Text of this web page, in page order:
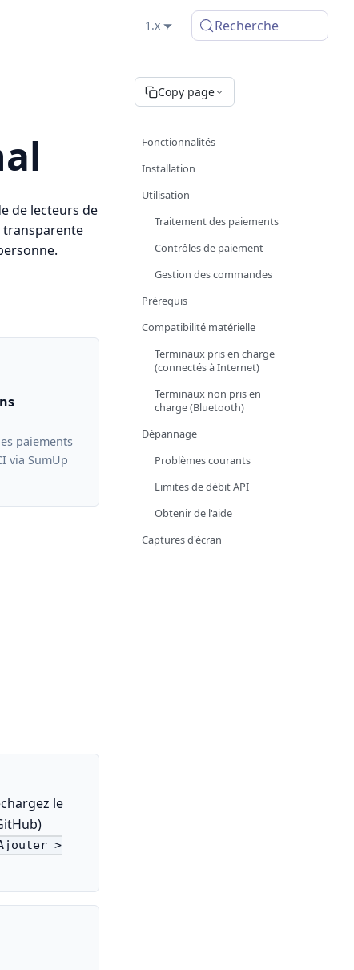
1.x Recherche
de lecteurs de
transparente
paiements
via SumUp
le
>
Copy page
Fonctionnalités
Installation
Utilisation
Traitement des paiements
Contrôles de paiement
Gestion des commandes
Prérequis
Compatibilité matérielle
Terminaux pris en charge
(connectés à Internet)
Terminaux non pris en
charge (Bluetooth)
Dépannage
Problèmes courants
Limites de débit API
Obtenir de l'aide
Captures d'écran